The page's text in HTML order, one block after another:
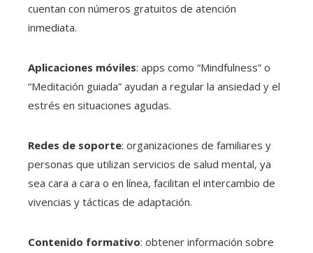
cuentan con números gratuitos de atención
inmediata.
Aplicaciones móviles: apps como “Mindfulness” o
“Meditación guiada” ayudan a regular la ansiedad y el
estrés en situaciones agudas.
Redes de soporte: organizaciones de familiares y
personas que utilizan servicios de salud mental, ya
sea cara a cara o en línea, facilitan el intercambio de
vivencias y tácticas de adaptación.
Contenido formativo: obtener información sobre